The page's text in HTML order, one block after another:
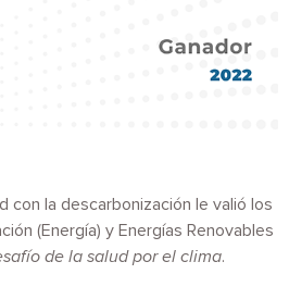
con la descarbonización le valió los
(Energía) y Energías Renovables
de la salud por el clima.